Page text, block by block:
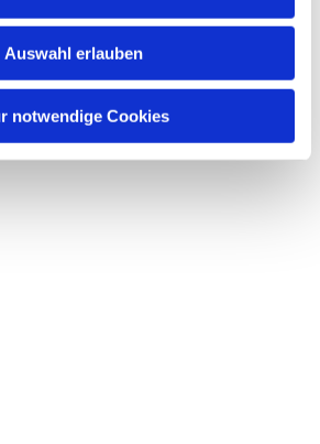
Auswahl erlauben
notwendige Cookies
interessieren